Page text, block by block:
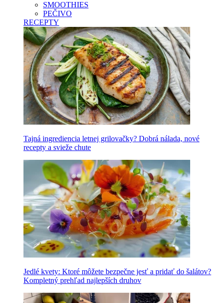
SMOOTHIES
PEČIVO
RECEPTY
Tajná ingrediencia letnej grilovačky? Dobrá nálada, nové
recepty a svieže chute
Jedlé kvety: Ktoré môžete bezpečne jesť a pridať do šalátov?
Kompletný prehľad najlepších druhov